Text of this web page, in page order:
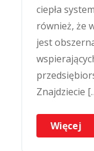
ciepła
również, że
jest
Znajdziecie
Więcej